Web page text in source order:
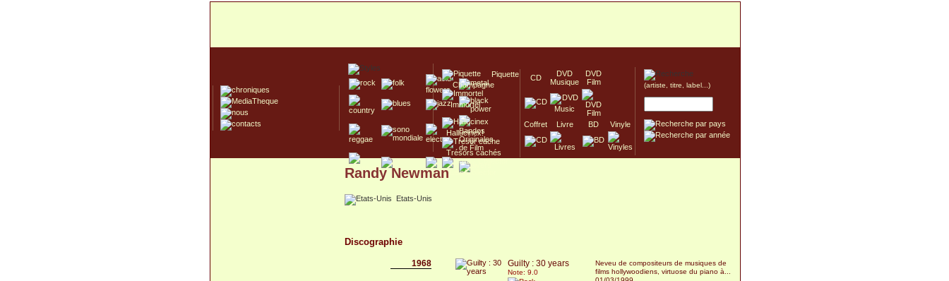
Piquette
Champagne
Immortel
Hallucinex!
Trésors cachés
Culte/Collector
CD
DVD
Musique
DVD
Film
Coffret Livre BD Vinyle
(artiste, titre, label...)
Randy Newman
Etats-Unis
Discographie
1968 Guilty : 30 years
Note: 9.0
Neveu de compositeurs de musiques de
films hollywoodiens, virtuose du piano à...